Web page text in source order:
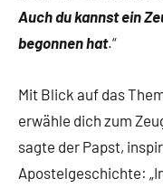
Auch du kannst ein
begonnen hat.“
Mit Blick auf das
erwähle dich zum
sagte der Papst,
Apostelgeschichte: